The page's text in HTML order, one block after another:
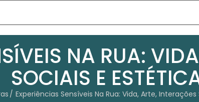
NA RUA:
SOCIAIS E
Experiências Sensíveis Na Rua: Vida, Arte, Interações